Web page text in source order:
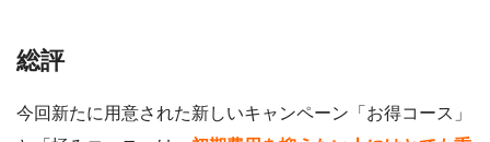
総評
今回新たに用意された新しいキャンペーン「お得コース」